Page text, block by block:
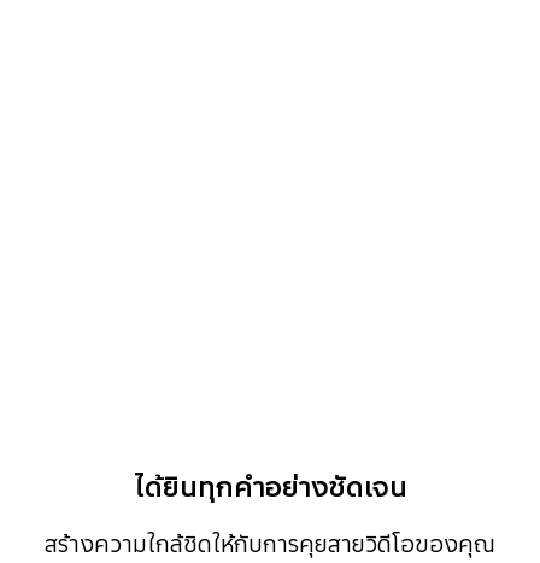
ได้ยินทุกคำอย่างชัดเจน
สร้างความใกล้ชิดให้กับการคุยสายวิดีโอของคุณ